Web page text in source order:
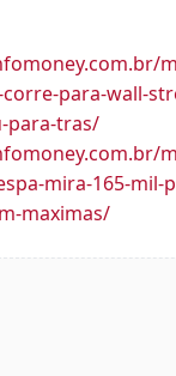
para-wall-
para-tras/
mira-165-mil-
maximas/